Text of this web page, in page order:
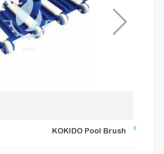
KOKIDO Pool Brush